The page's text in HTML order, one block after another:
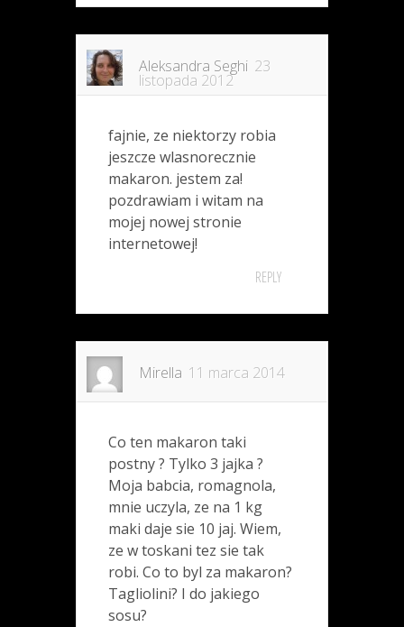
Aleksandra Seghi 23
listopada 2012
fajnie, ze niektorzy robia
jeszcze wlasnorecznie
makaron. jestem za!
pozdrawiam i witam na
mojej nowej stronie
internetowej!
REPLY
Mirella 11 marca 2014
Co ten makaron taki
postny ? Tylko 3 jajka ?
Moja babcia, romagnola,
mnie uczyla, ze na 1 kg
maki daje sie 10 jaj. Wiem,
ze w toskani tez sie tak
robi. Co to byl za makaron?
Tagliolini? I do jakiego
sosu?